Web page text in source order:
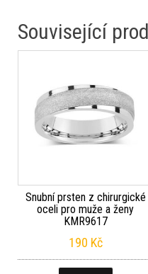
Související
Snubní prsten z chirurgické
oceli pro muže a ženy
KMR9617
190 Kč